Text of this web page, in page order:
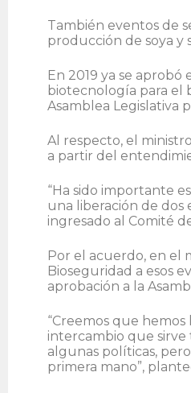
También eventos de
producción de soya y
En 2019 ya se
biotecnología para el
Asamblea Legislativa
Al respecto, el
a partir del
“Ha sido importante
una liberación de dos
ingresado al Comité
Por el acuerdo, en el
Bioseguridad a esos
aprobación a la
“Creemos que
intercambio que sirve
algunas políticas,
primera mano”,